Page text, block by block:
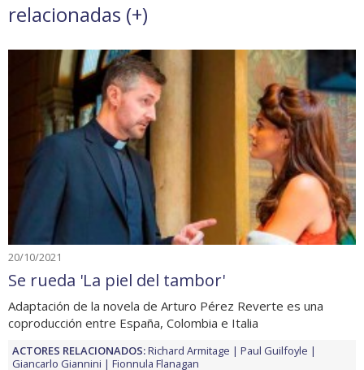
relacionadas (+)
20/10/2021
Se rueda 'La piel del tambor'
Adaptación de la novela de Arturo Pérez Reverte es una
coproducción entre España, Colombia e Italia
ACTORES RELACIONADOS:Richard Armitage
Paul Guilfoyle
Giancarlo Giannini
Fionnula Flanagan